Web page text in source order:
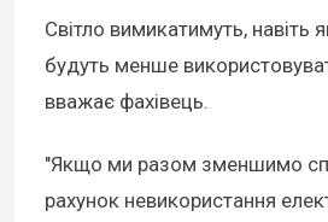
Світло вимикатимуть, навіть
будуть менше
вважає фахівець.
"Якщо ми разом зменшимо
рахунок невикористання